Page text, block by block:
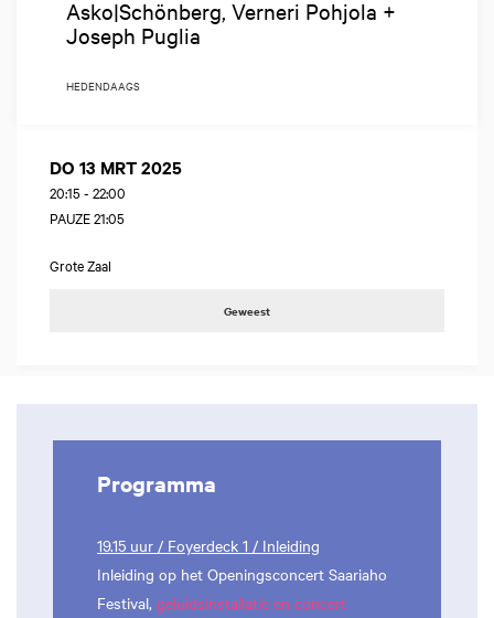
Asko|Schönberg, Verneri Pohjola +
Joseph Puglia
HEDENDAAGS
DO 13 MRT 2025
20:15 - 22:00
PAUZE 21:05
Grote Zaal
Geweest
Programma
19.15 uur / Foyerdeck 1 / Inleiding
Inleiding op het Openingsconcert Saariaho
Festival, geluidsinstallatie en concert